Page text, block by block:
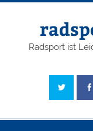
Radsport ist